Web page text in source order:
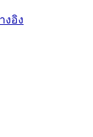
งอิง